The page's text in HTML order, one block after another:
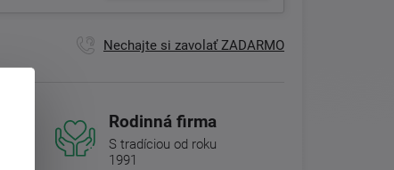
Nechajte si zavolať ZADARMO
Rodinná firma
S tradíciou od roku
1991